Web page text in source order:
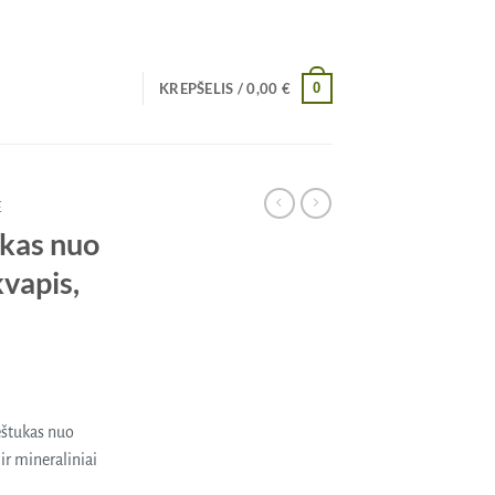
KREPŠELIS /0,00 € 0
nuo
nuo
ir mineraliniai